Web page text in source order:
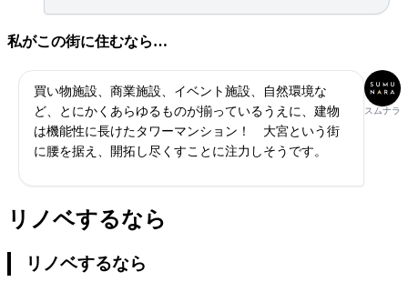
私がこの街に住むなら…
スムナラ
買い物施設、商業施設、イベント施設、自然環境な
ど、とにかくあらゆるものが揃っているうえに、建物
は機能性に長けたタワーマンション！ 大宮という街
に腰を据え、開拓し尽くすことに注力しそうです。
リノベするなら
リノベするなら